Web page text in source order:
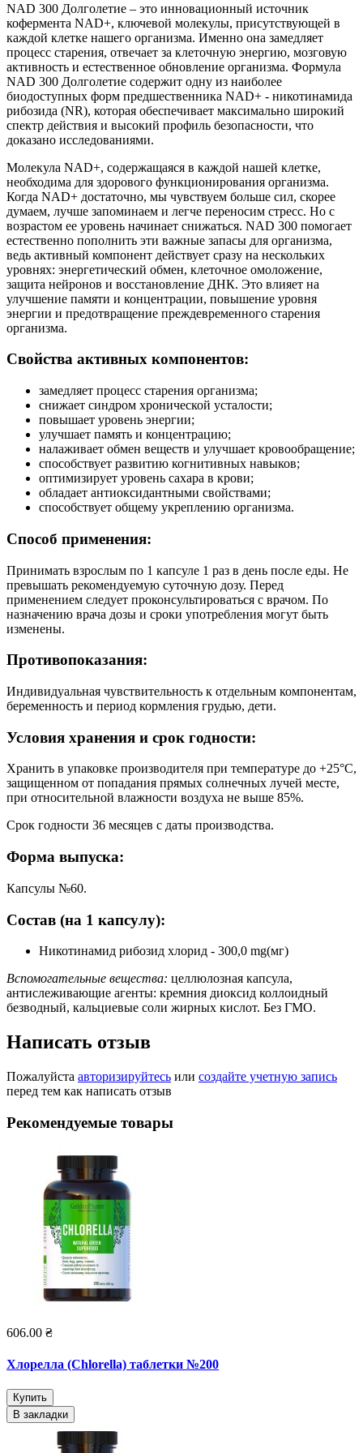
NAD 300 Долголетие – это инновационный источник
кофермента NAD+, ключевой молекулы, присутствующей в
каждой клетке нашего организма. Именно она замедляет
процесс старения, отвечает за клеточную энергию, мозговую
активность и естественное обновление организма. Формула
NAD 300 Долголетие содержит одну из наиболее
биодоступных форм предшественника NAD+ - никотинамида
рибозида (NR), которая обеспечивает максимально широкий
спектр действия и высокий профиль безопасности, что
доказано исследованиями.
Молекула NAD+, содержащаяся в каждой нашей клетке,
необходима для здорового функционирования организма.
Когда NAD+ достаточно, мы чувствуем больше сил, скорее
думаем, лучше запоминаем и легче переносим стресс. Но с
возрастом ее уровень начинает снижаться. NAD 300 помогает
естественно пополнить эти важные запасы для организма,
ведь активный компонент действует сразу на нескольких
уровнях: энергетический обмен, клеточное омоложение,
защита нейронов и восстановление ДНК. Это влияет на
улучшение памяти и концентрации, повышение уровня
энергии и предотвращение преждевременного старения
организма.
Свойства активных компонентов:
замедляет процесс старения организма;
снижает синдром хронической усталости;
повышает уровень энергии;
улучшает память и концентрацию;
налаживает обмен веществ и улучшает кровообращение;
способствует развитию когнитивных навыков;
оптимизирует уровень сахара в крови;
обладает антиоксидантными свойствами;
способствует общему укреплению организма.
Способ применения:
Принимать взрослым по 1 капсуле 1 раз в день после еды. Не
превышать рекомендуемую суточную дозу. Перед
применением следует проконсультироваться с врачом. По
назначению врача дозы и сроки употребления могут быть
изменены.
Противопоказания:
Индивидуальная чувствительность к отдельным компонентам,
беременность и период кормления грудью, дети.
Условия хранения и срок годности:
Хранить в упаковке производителя при температуре до +25°C,
защищенном от попадания прямых солнечных лучей месте,
при относительной влажности воздуха не выше 85%.
Срок годности 36 месяцев с даты производства.
Форма выпуска:
Капсулы №60.
Состав (на 1 капсулу):
Никотинамид рибозид хлорид - 300,0 mg(мг)
Вспомогательные вещества: целлюлозная капсула,
антислеживающие агенты: кремния диоксид коллоидный
безводный, кальциевые соли жирных кислот. Без ГМО.
Написать отзыв
Пожалуйста авторизируйтесь или создайте учетную запись
перед тем как написать отзыв
Рекомендуемые товары
606.00 ₴
Хлорелла (Chlorella) таблетки №200
Купить
В закладки